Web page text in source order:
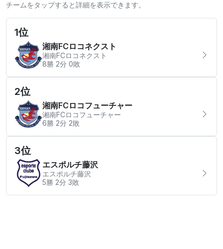
チームをタップすると詳細を表示できます。
1位
湘南FCロコネクスト
湘南FCロコネクスト
8勝 2分 0敗
2位
湘南FCロコフューチャー
湘南FCロコフューチャー
6勝 2分 2敗
3位
エスポルチ藤沢
エスポルチ藤沢
5勝 2分 3敗